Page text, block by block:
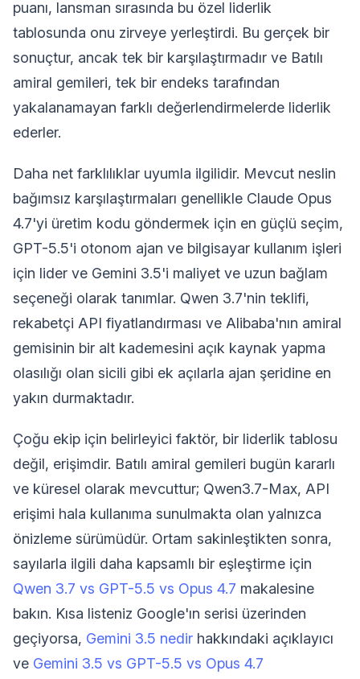
puanı, lansman sırasında bu özel liderlik
tablosunda onu zirveye yerleştirdi. Bu gerçek bir
sonuçtur, ancak tek bir karşılaştırmadır ve Batılı
amiral gemileri, tek bir endeks tarafından
yakalanamayan farklı değerlendirmelerde liderlik
ederler.
Daha net farklılıklar uyumla ilgilidir. Mevcut neslin
bağımsız karşılaştırmaları genellikle Claude Opus
4.7'yi üretim kodu göndermek için en güçlü seçim,
GPT-5.5'i otonom ajan ve bilgisayar kullanım işleri
için lider ve Gemini 3.5'i maliyet ve uzun bağlam
seçeneği olarak tanımlar. Qwen 3.7'nin teklifi,
rekabetçi API fiyatlandırması ve Alibaba'nın amiral
gemisinin bir alt kademesini açık kaynak yapma
olasılığı olan sicili gibi ek açılarla ajan şeridine en
yakın durmaktadır.
Çoğu ekip için belirleyici faktör, bir liderlik tablosu
değil, erişimdir. Batılı amiral gemileri bugün kararlı
ve küresel olarak mevcuttur; Qwen3.7-Max, API
erişimi hala kullanıma sunulmakta olan yalnızca
önizleme sürümüdür. Ortam sakinleştikten sonra,
sayılarla ilgili daha kapsamlı bir eşleştirme için
Qwen 3.7 vs GPT-5.5 vs Opus 4.7 makalesine
bakın. Kısa listeniz Google'ın serisi üzerinden
geçiyorsa, Gemini 3.5 nedir hakkındaki açıklayıcı
ve Gemini 3.5 vs GPT-5.5 vs Opus 4.7